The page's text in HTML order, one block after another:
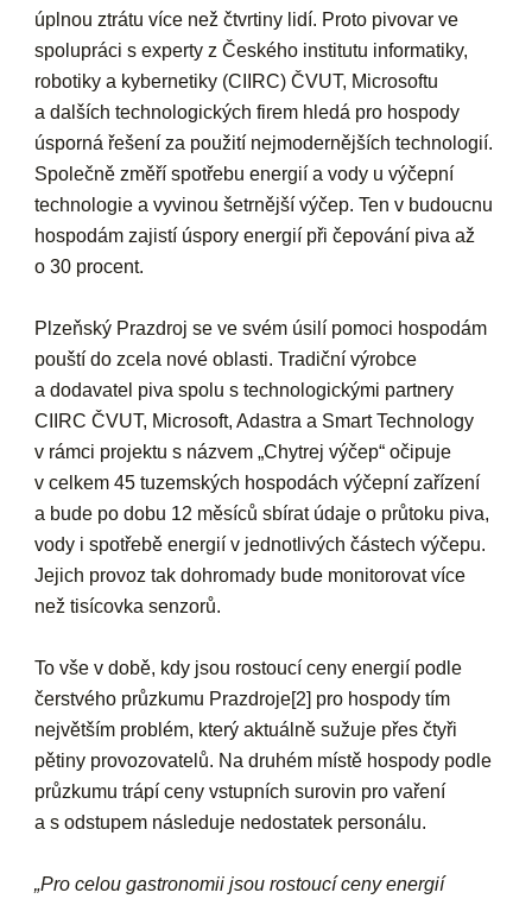
úplnou ztrátu více než čtvrtiny lidí. Proto pivovar ve
spolupráci s experty z Českého institutu informatiky,
robotiky a kybernetiky (CIIRC) ČVUT, Microsoftu
a dalších technologických firem hledá pro hospody
úsporná řešení za použití nejmodernějších technologií.
Společně změří spotřebu energií a vody u výčepní
technologie a vyvinou šetrnější výčep. Ten v budoucnu
hospodám zajistí úspory energií při čepování piva až
o 30 procent.
Plzeňský Prazdroj se ve svém úsilí pomoci hospodám
pouští do zcela nové oblasti. Tradiční výrobce
a dodavatel piva spolu s technologickými partnery
CIIRC ČVUT, Microsoft, Adastra a Smart Technology
v rámci projektu s názvem „Chytrej výčep“ očipuje
v celkem 45 tuzemských hospodách výčepní zařízení
a bude po dobu 12 měsíců sbírat údaje o průtoku piva,
vody i spotřebě energií v jednotlivých částech výčepu.
Jejich provoz tak dohromady bude monitorovat více
než tisícovka senzorů.
To vše v době, kdy jsou rostoucí ceny energií podle
čerstvého průzkumu Prazdroje[2] pro hospody tím
největším problém, který aktuálně sužuje přes čtyři
pětiny provozovatelů. Na druhém místě hospody podle
průzkumu trápí ceny vstupních surovin pro vaření
a s odstupem následuje nedostatek personálu.
„Pro celou gastronomii jsou rostoucí ceny energií